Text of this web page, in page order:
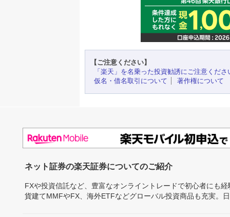
【ご注意ください】
「楽天」を名乗った投資勧誘にご注意くださ
仮名・借名取引について
著作権について
ネット証券の楽天証券についてのご紹介
FXや投資信託など、豊富なオンライントレードで初心者にも
貨建てMMFやFX、海外ETFなどグローバル投資商品も充実。